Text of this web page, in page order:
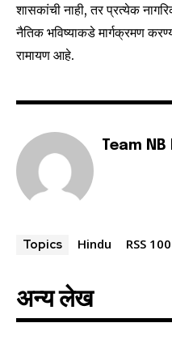
शासकांची नाही, तर प्रत्येक
नैतिक भविष्याकडे मार्गक्रमण
रामायण आहे.
Team
Topics Hindu RSS 100
अन्य लेख